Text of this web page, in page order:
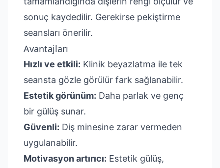
sonuç kaydedilir. Gerekirse pekiştirme
seansları önerilir.
Avantajları
Hızlı ve etkili: Klinik beyazlatma ile tek
seansta gözle görülür fark sağlanabilir.
Estetik görünüm: Daha parlak ve genç
bir gülüş sunar.
Güvenli: Diş minesine zarar vermeden
uygulanabilir.
Motivasyon artırıcı: Estetik gülüş,